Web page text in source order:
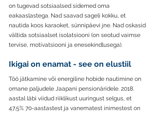
on tugevad sotsiaalsed sidemed oma
eakaaslastega. Nad saavad sageli kokku, et
nautida koos karaoket, sünnipäevi jne. Nad oskasid
vältida sotsiaalset isolatsiooni (on seotud vaimse
tervise, motivatsiooni ja enesekindlusega).
Ikigai on enamat - see on elustiil
Töö jätkamine või energiline hobide nautimine on
omane paljudele Jaapani pensionäridele. 2018.
aastal läbi viidud riiklikust uuringust selgus, et
47,5% 70-aastastest ja vanematest inimestest on